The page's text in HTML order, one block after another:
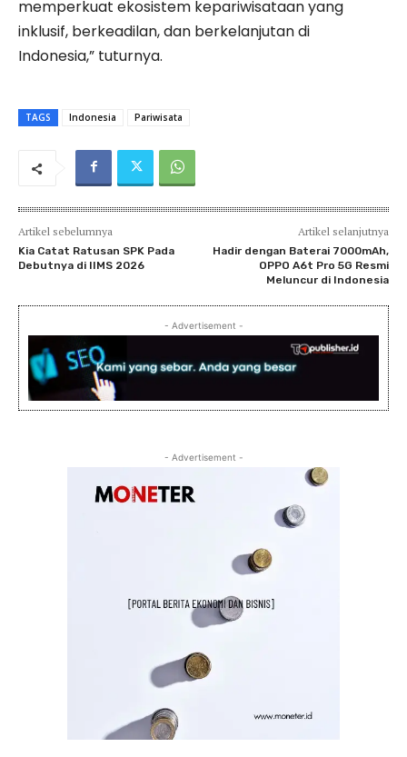
memperkuat ekosistem kepariwisataan yang
inklusif, berkeadilan, dan berkelanjutan di
Indonesia,” tuturnya.
TAGS Indonesia Pariwisata
Artikel sebelumnya
Kia Catat Ratusan SPK Pada
Debutnya di IIMS 2026
Artikel selanjutnya
Hadir dengan Baterai 7000mAh,
OPPO A6t Pro 5G Resmi
Meluncur di Indonesia
- Advertisement -
- Advertisement -